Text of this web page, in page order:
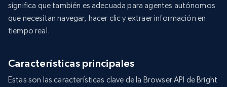
significa que también es adecuada para agentes autónomos
que necesitan navegar, hacer clic y extraer información en
tiempo real.
Características principales
Estas son las características clave de la Browser API de Bright